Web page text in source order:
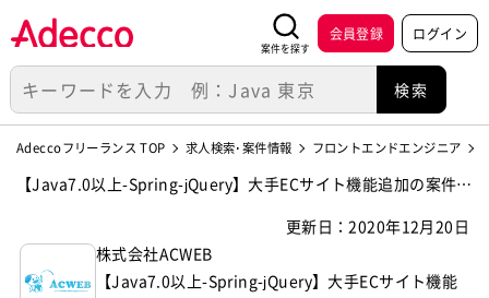
案件を探す
会員登録 ログイン
Adeccoフリーランス TOP 求人検索･案件情報 フロントエンドエンジニア
【Java7.0以上-Spring-jQuery】大手ECサイト機能追加の案件・
更新日：2020年12月20日
株式会社ACWEB
【Java7.0以上-Spring-jQuery】大手ECサイト機能